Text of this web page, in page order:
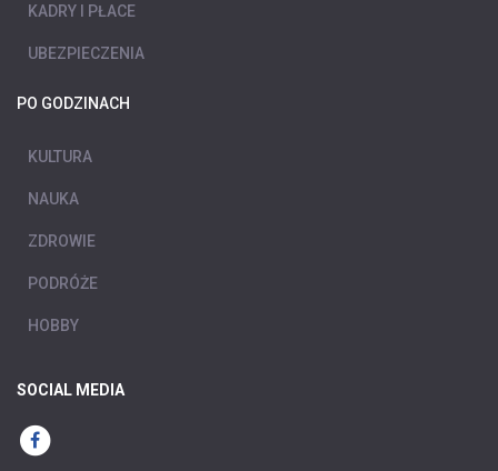
KADRY I PŁACE
UBEZPIECZENIA
PO GODZINACH
KULTURA
NAUKA
ZDROWIE
PODRÓŻE
HOBBY
SOCIAL MEDIA